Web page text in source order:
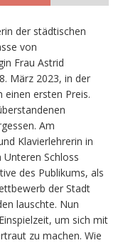
der städtischen
von
Frau Astrid
März 2023, in der
einen ersten Preis.
Am
Klavierlehrerin in
Schloss
des Publikums, als
der Stadt
lauschte. Nun
um sich mit
zu machen. Wie